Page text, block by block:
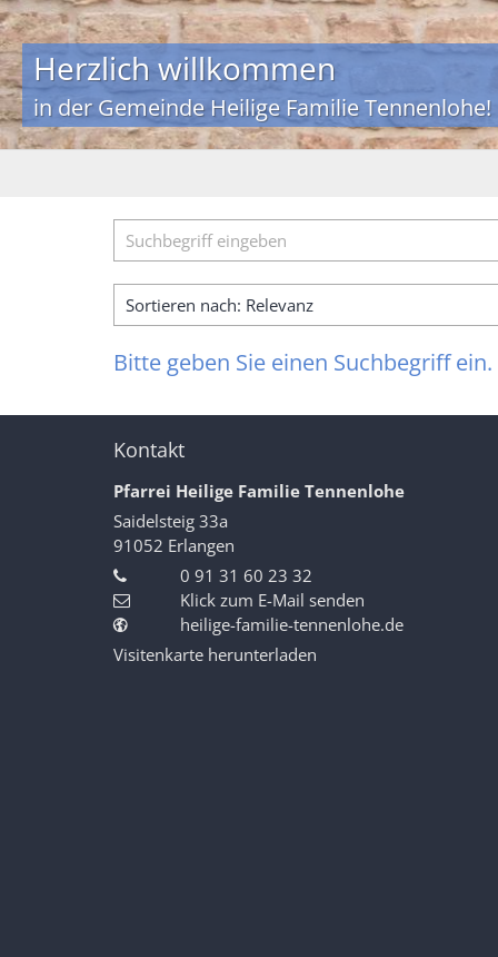
Herzlich willkommen
in der Gemeinde Heilige Familie Tennenlohe!
Suche
Bitte geben Sie einen Suchbegriff ein.
Kontakt
Pfarrei Heilige Familie Tennenlohe
Saidelsteig 33a
91052 Erlangen
0 91 31 60 23 32
Klick zum E-Mail senden
heilige-familie-tennenlohe.de
Visitenkarte herunterladen